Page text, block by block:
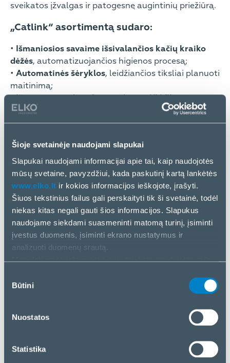
Šioje svetainėje naudojami slapukai
Slapukai naudojami informacijai apie tai, kaip naudojotės
mūsų svetaine, pavyzdžiui, kada paskutinį kartą lankėtės
www.elko.lt ir kokios informacijos ieškojote, įrašyti.
Šiuos tekstinius failus gali perskaityti tik ši svetainė, todėl
niekas kitas negali gauti šios informacijos. Slapukus
naudojame siekdami suasmeninti matomą turinį, įsiminti
įvestus duomenis, įsiminti ekrano nustatymus ir
analizuoti duomenų srautą.
Mes dalijamės informacija apie tai, kaip naudojatės mūsų
analizės partneriais. Jei su tuo sutinkate, spustelėkite
„Tvarkyti/atmesti“.
pasirinkimas
Būtini
Nuostatos
Statistika
sveikatos įžvalgas ir patogesnę augintinių priežiūrą.
„Catlink“ asortimentą sudaro:
• Išmaniosios savaime išsivalančios kačių kraiko
dėžės, automatizuojančios higienos procesą;
• Automatinės šėryklos, leidžiančios tiksliai planuoti
maitinimą;
•Išmanieji vandens fontanėliai su UV filtracija,
užtikrinantys švarų ir gaivų geriamąjį vandenį;
•Įvairūs priedaiir papildomi produktai.
Be technologinių funkcijų, „Catlink“ įrenginiai taip
pat suteikia galimybę stebėti sveikatą ir anksti
nustatyti galimas rizikas – tai ypač vertinga kačių
augintojams, norintiems stebėti savo augintinio
įpročius ir gerovę remiantis duomenimis.
Sužinokite daugiau ir užsisakykite produktus mūsų
B2B platformoje:
ecom.elkogroup.com
išmaniųjų augintinių priežiūros prekės ženklas,
besispecializuojantis kačių sveikatos stebėsenos
paremtus dirbtiniu intelektu ir jutiklių